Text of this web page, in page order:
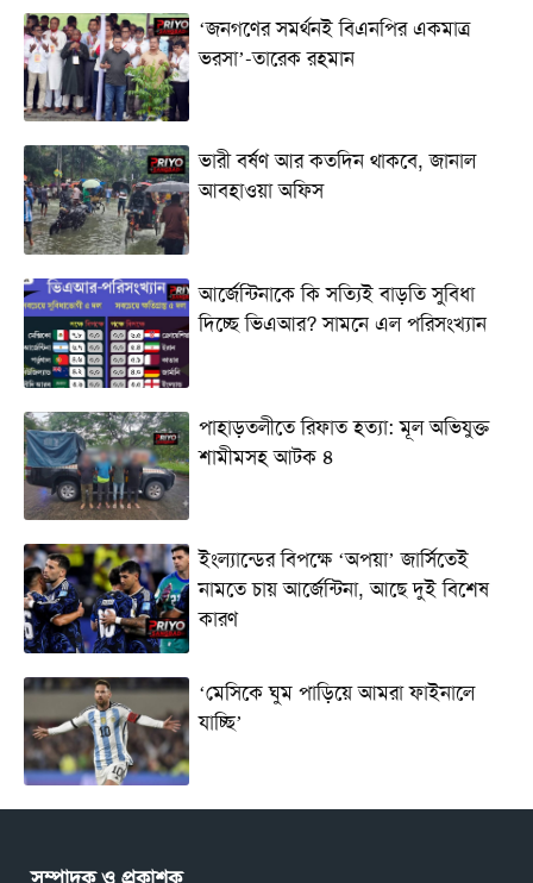
‘জনগণের সমর্থনই বিএনপির একমাত্র
ভরসা’-তারেক রহমান
ভারী বর্ষণ আর কতদিন থাকবে, জানাল
আবহাওয়া অফিস
আর্জেন্টিনাকে কি সত্যিই বাড়তি সুবিধা
দিচ্ছে ভিএআর? সামনে এল পরিসংখ্যান
পাহাড়তলীতে রিফাত হত্যা: মূল অভিযুক্ত
শামীমসহ আটক ৪
ইংল্যান্ডের বিপক্ষে ‘অপয়া’ জার্সিতেই
নামতে চায় আর্জেন্টিনা, আছে দুই বিশেষ
কারণ
‘মেসিকে ঘুম পাড়িয়ে আমরা ফাইনালে
যাচ্ছি’